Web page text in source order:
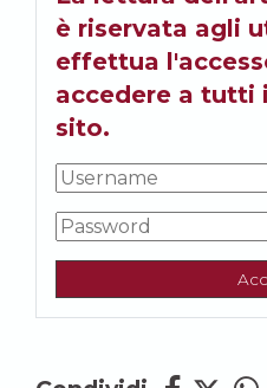
è riservata agli
effettua
accedere a tutti
sito.